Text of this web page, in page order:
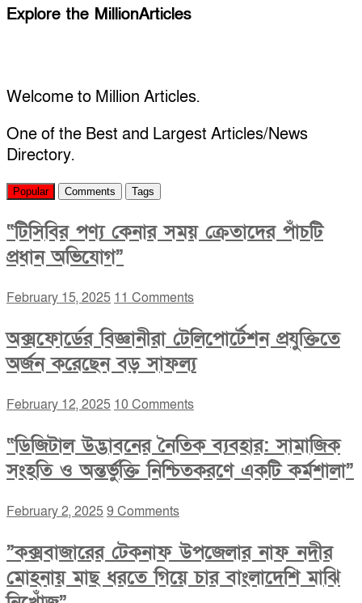
Explore the MillionArticles
Welcome to Million Articles.
One of the Best and Largest Articles/News
Directory.
Popular Comments Tags
“টিসিবির পণ্য কেনার সময় ক্রেতাদের পাঁচটি
প্রধান অভিযোগ”
February 15, 2025 11 Comments
অক্সফোর্ডের বিজ্ঞানীরা টেলিপোর্টেশন প্রযুক্তিতে
অর্জন করেছেন বড় সাফল্য
February 12, 2025 10 Comments
“ডিজিটাল উদ্ভাবনের নৈতিক ব্যবহার: সামাজিক
সংহতি ও অন্তর্ভুক্তি নিশ্চিতকরণে একটি কর্মশালা”
February 2, 20259 Comments
”কক্সবাজারের টেকনাফ উপজেলার নাফ নদীর
মোহনায় মাছ ধরতে গিয়ে চার বাংলাদেশি মাঝি